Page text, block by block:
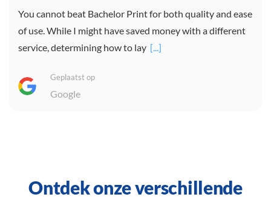
You cannot beat Bachelor Print for both quality and ease
of use. While I might have saved money with a different
service, determining how to lay [...]
Geplaatst op
Google
Ontdek onze verschillende